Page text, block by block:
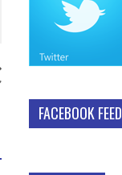
FACEBOOK FEED